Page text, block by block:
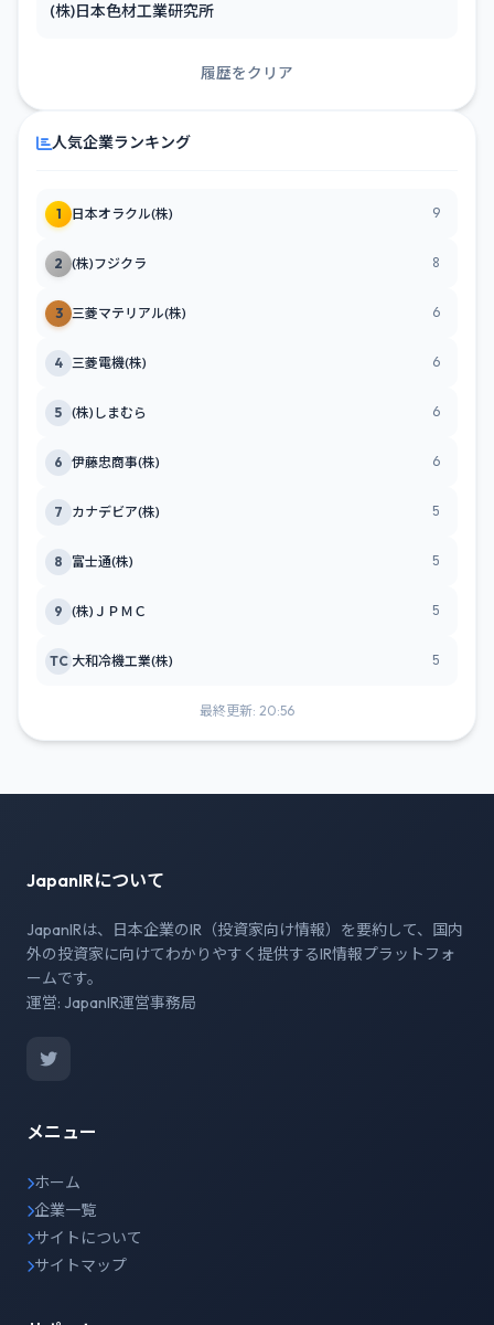
(株)日本色材工業研究所
履歴をクリア
人気企業ランキング
1 日本オラクル(株) 9
2 (株)フジクラ 8
3 三菱マテリアル(株) 6
4 三菱電機(株) 6
5 (株)しまむら 6
6 伊藤忠商事(株) 6
7 カナデビア(株) 5
8 富士通(株) 5
9 (株)ＪＰＭＣ 5
TC 大和冷機工業(株) 5
最終更新: 20:56
JapanIRについて
JapanIRは、日本企業のIR（投資家向け情報）を要約して、国内
外の投資家に向けてわかりやすく提供するIR情報プラットフォ
ームです。
運営: JapanIR運営事務局
メニュー
ホーム
企業一覧
サイトについて
サイトマップ